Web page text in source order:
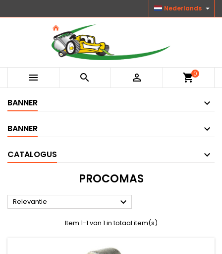
Nederlands 
   shopping_cart0
BANNER
BANNER
CATALOGUS
PROCOMAS
Relevantie 
Item 1-1 van 1 in totaal item(s)